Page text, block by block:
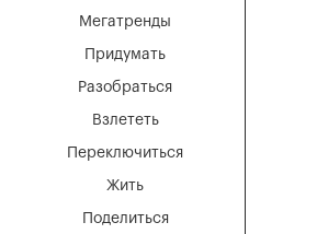
Мегатренды
Придумать
Разобраться
Взлететь
Переключиться
Жить
Поделиться